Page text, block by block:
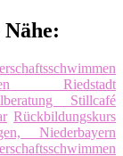
Riedstadt
Stillcafé
Rückbildungskurs
Niederbayern